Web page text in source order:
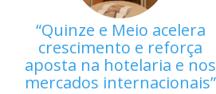
Quinze e Meio acelera
crescimento e reforça
aposta na hotelaria e nos
mercados internacionais